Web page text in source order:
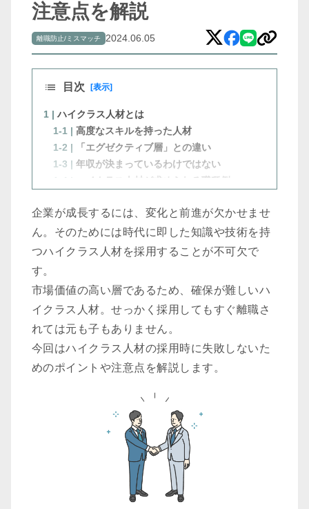
注意点を解説
離職防止/ミスマッチ 2024.06.05
目次 [表示]
1 | ハイクラス人材とは
1-1 | 高度なスキルを持った人材
1-2 |
「エグゼクティブ層」との違い
1-3 | 年収が決まっているわけではない
1-4 |
ハイクラス人材が求められる職種例
2-1 |時代に合わせた経営戦略が可能に
2-2 |イノベーションが生まれやすくなる
2-3 | 雇用体系の変化に適応できる
3-2 |市場調査をする
3-3 |非公開求人を活用する
3-4 | ヘッドハンティングなど攻めの採用も有効
4 |ハイクラス人材を採用する際の注意点
4-1 | 条件や仕事内容のすり合わせをしっかり行
リファレンスチェックやバックグラウンド
チェックを行う
実績を重視する
リファレンスチェックサービスなら
『TRUST POCKET（トラストポケット）』
企業が成長するには、変化と前進が欠かせませ
ん。そのためには時代に即した知識や技術を持
つハイクラス人材を採用することが不可欠で
す。
市場価値の高い層であるため、確保が難しいハ
イクラス人材。せっかく採用してもすぐ離職さ
れては元も子もありません。
今回はハイクラス人材の採用時に失敗しないた
めのポイントや注意点を解説します。